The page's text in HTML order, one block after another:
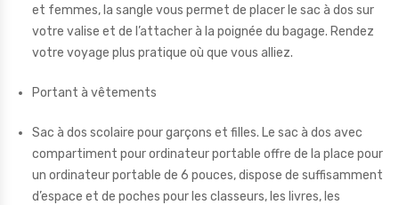
et femmes, la sangle vous permet de placer le sac à dos sur
votre valise et de l’attacher à la poignée du bagage. Rendez
votre voyage plus pratique où que vous alliez.
Portant à vêtements
Sac à dos scolaire pour garçons et filles. Le sac à dos avec
compartiment pour ordinateur portable offre de la place pour
un ordinateur portable de 6 pouces, dispose de suffisamment
d’espace et de poches pour les classeurs, les livres, les